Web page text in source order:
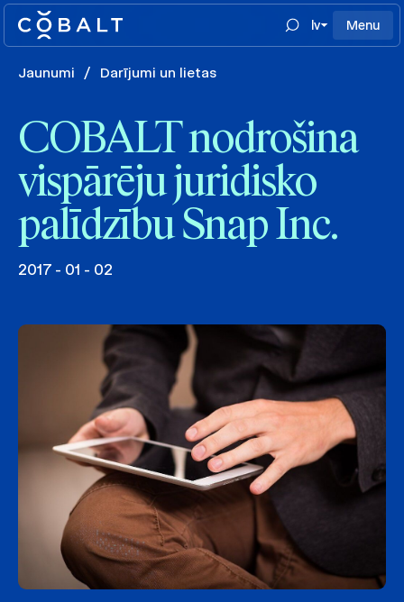
lv Menu
Jaunumi / Darījumi un lietas
COBALT nodrošina
vispārēju juridisko
palīdzību Snap Inc.
2017 - 01 - 02